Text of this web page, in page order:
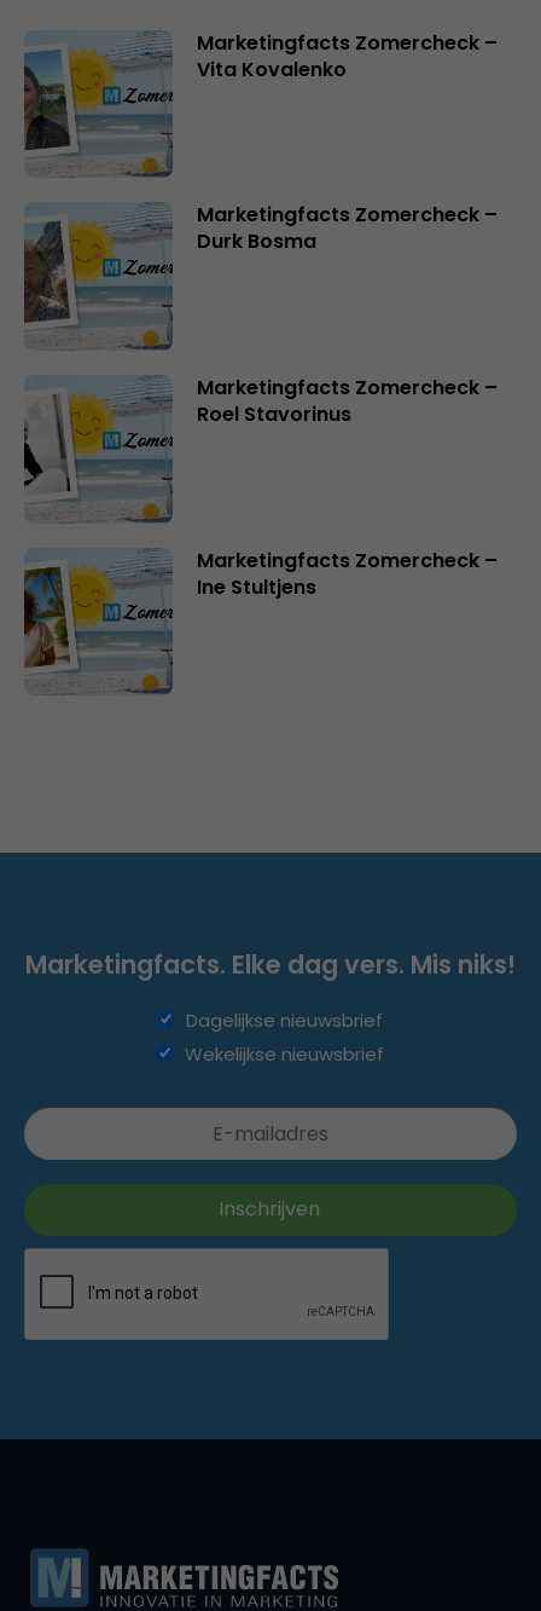
Marketingfacts Zomercheck –
Vita Kovalenko
Marketingfacts Zomercheck –
Durk Bosma
Marketingfacts Zomercheck –
Roel Stavorinus
Marketingfacts Zomercheck –
Ine Stultjens
Marketingfacts. Elke dag vers. Mis niks!
Dagelijkse nieuwsbrief
Wekelijkse nieuwsbrief